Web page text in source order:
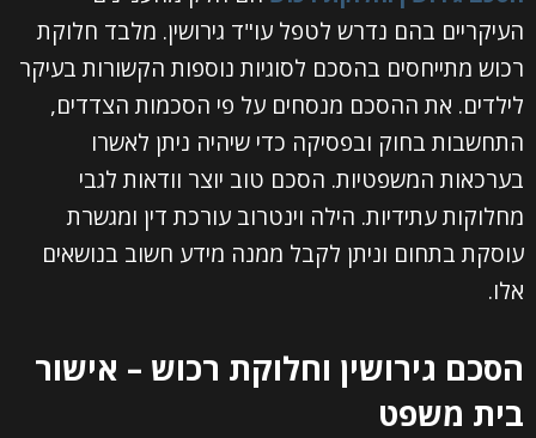
העיקריים בהם נדרש לטפל עו"ד גירושין. מלבד חלוקת
רכוש מתייחסים בהסכם לסוגיות נוספות הקשורות בעיקר
לילדים. את ההסכם מנסחים על פי הסכמות הצדדים,
התחשבות בחוק ובפסיקה כדי שיהיה ניתן לאשרו
בערכאות המשפטיות. הסכם טוב יוצר וודאות לגבי
מחלוקות עתידיות. הילה וינטרוב עורכת דין ומגשרת
עוסקת בתחום וניתן לקבל ממנה מידע חשוב בנושאים
אלו.
הסכם גירושין וחלוקת רכוש – אישור
בית משפט